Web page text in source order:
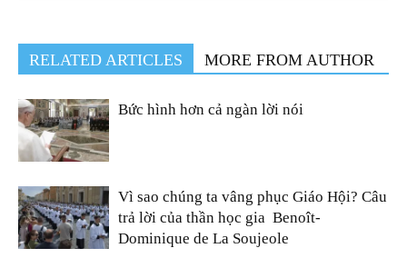
RELATED ARTICLES MORE FROM AUTHOR
Bức hình hơn cả ngàn lời nói
Vì sao chúng ta vâng phục Giáo Hội? Câu
trả lời của thần học gia Benoît-
Dominique de La Soujeole